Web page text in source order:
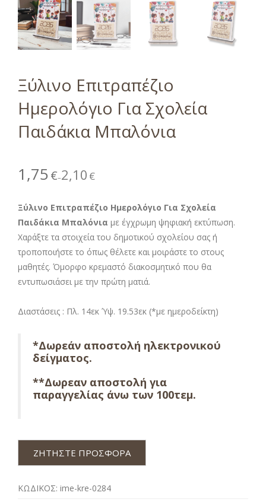
Ξύλινο Επιτραπέζιο
Ημερολόγιο Για Σχολεία
Παιδάκια Μπαλόνια
1,75 €–2,10 €
Ξύλινο Επιτραπέζιο Ημερολόγιο Για Σχολεία
Παιδάκια Μπαλόνια με έγχρωμη ψηφιακή εκτύπωση.
Χαράξτε τα στοιχεία του δημοτικού σχολείου σας ή
τροποποιήστε το όπως θέλετε και μοιράστε το στους
μαθητές. Όμορφο κρεμαστό διακοσμητικό που θα
εντυπωσιάσει με την πρώτη ματιά.
Διαστάσεις : Πλ. 14εκ Ύψ. 19.53εκ (*με ημεροδείκτη)
*Δωρεάν αποστολή ηλεκτρονικού
δείγματος.
**Δωρεαν αποστολή για
παραγγελίας άνω των 100τεμ.
ΖΗΤΗΣΤΕ ΠΡΟΣΦΟΡΑ
ΚΩΔΙΚΟΣ: ime-kre-0284